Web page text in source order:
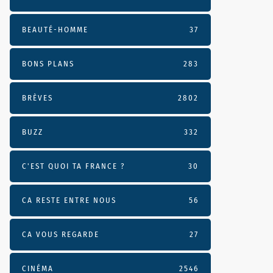
BEAUTÉ-HOMME 37
BONS PLANS 283
BRÈVES 2802
BUZZ 332
C'EST QUOI TA FRANCE ? 30
CA RESTE ENTRE NOUS 56
CA VOUS REGARDE 27
CINÉMA 2546